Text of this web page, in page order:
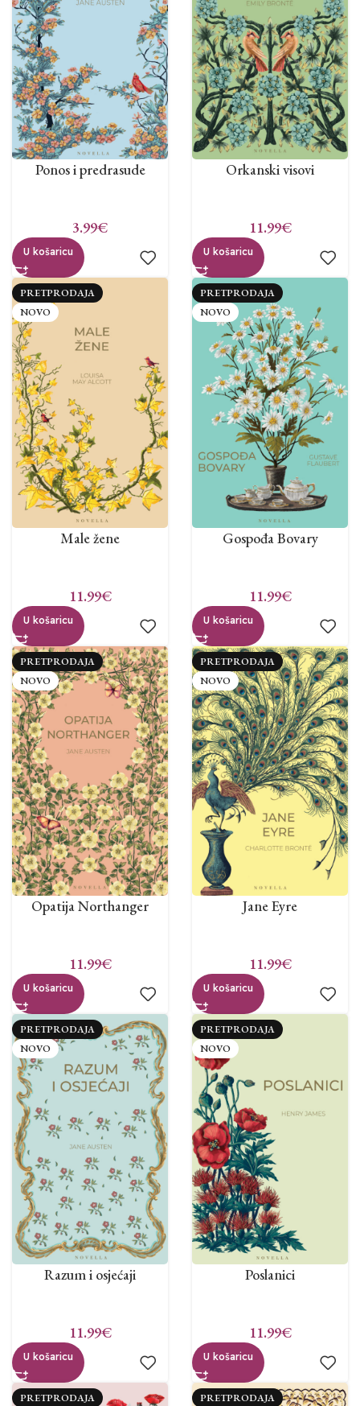
Ponos i predrasude
3.99€
U košaricu
Orkanski visovi
11.99€
U košaricu
PRETPRODAJA
NOVO
Male žene
11.99€
U košaricu
PRETPRODAJA
NOVO
Gospođa Bovary
11.99€
U košaricu
PRETPRODAJA
NOVO
Opatija Northanger
11.99€
U košaricu
PRETPRODAJA
NOVO
Jane Eyre
11.99€
U košaricu
PRETPRODAJA
NOVO
Razum i osjećaji
11.99€
U košaricu
PRETPRODAJA
NOVO
Poslanici
11.99€
U košaricu
PRETPRODAJA
PRETPRODAJA